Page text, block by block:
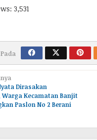
3,531
Dirasakan
Kecamatan Banjit
Paslon No 2 Berani